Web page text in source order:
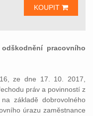
KOUPIT
pracovního
ze dne 17. 10. 2017,
práv a povinností z
základě dobrovolného
úrazu zaměstnance